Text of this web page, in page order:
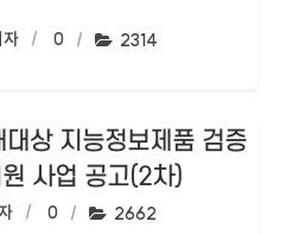
:
자 댓글수:
0 조회수:
2314
상 지능정보제품 검증
사업 공고(2차)
: 댓글수:
0 조회수:
2662